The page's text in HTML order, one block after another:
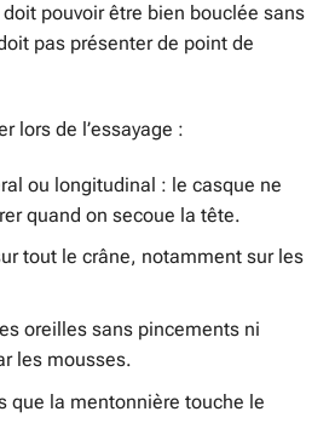
pouvoir être bien bouclée sans
pas présenter de point de
lors de l’essayage :
ou longitudinal : le casque ne
quand on secoue la tête.
tout le crâne, notamment sur les
oreilles sans pincements ni
les mousses.
que la mentonnière touche le